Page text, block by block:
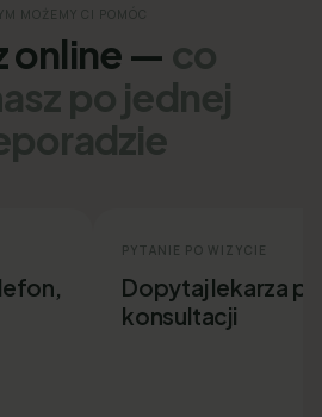
MOŻEMY CI POMÓC
online — co
po jednej
PYTANIE PO WIZYCIE
Dopytaj lekarza po
konsultacji